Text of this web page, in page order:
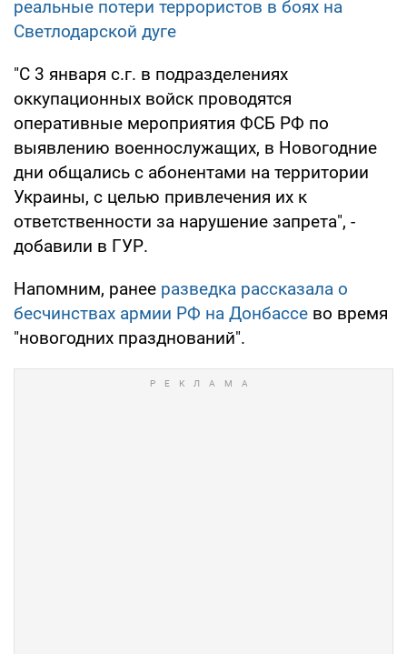
реальные потери террористов в боях на
Светлодарской дуге
"С 3 января с.г. в подразделениях
оккупационных войск проводятся
оперативные мероприятия ФСБ РФ по
выявлению военнослужащих, в Новогодние
дни общались с абонентами на территории
Украины, с целью привлечения их к
ответственности за нарушение запрета", -
добавили в ГУР.
Напомним, ранее разведка рассказала о
бесчинствах армии РФ на Донбассе во время
"новогодних празднований".